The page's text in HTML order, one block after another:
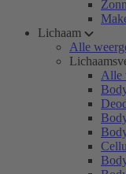
Lichaam
Alle
Alle